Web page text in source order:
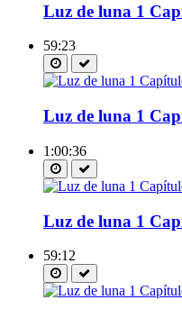
Luz de luna 1
59:23
Luz de luna 1
1:00:36
Luz de luna 1
59:12